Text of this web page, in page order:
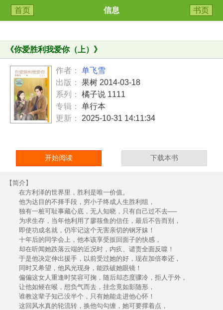
首页 信息 书页
《你爱胜利我爱你（上） 》
作者：
单飞雪
出版：
果树 2014-03-18
系列：
橘子说 1111
专辑：
单行本
更新：
2025-10-31 14:11:34
开始阅读 下载本书
【简介】
在方利泽的世界里，胜利是唯一价值。
他为达目的不择手段，穷小子终成人生胜利组，
独有一桩可耻事藏心底，无人知晓，只有自己过不去──
为求生存，当年他利用了廖筱鱼的信任，最后不告而别，
即使功成名就，仍牢记这个无害亲切的钢牙妹！
十年后的同学会上，他本该享受扳回面子的快感，
却在听闻她跌落云端的近况时，内疚、谴责全面反噬！
于是他决定伸出援手，以前受过她的好，现在加倍奉还，
同时又希望，他风光现身，能跌破她眼镜！
偏偏这女人重逢时笑容可掬，随后却态度骤冷，拒人于外，
让他如鲠在喉，想负气而去，挂念竟如影随形，
谁教这辈子知己没半个，只有她能走进他心怀！
这回风水真的轮流转，换他勾勾缠，她可要撑着点，